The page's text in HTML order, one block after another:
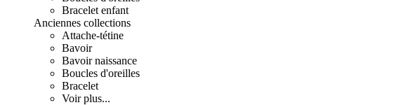
Bracelet enfant
Anciennes collections
Attache-tétine
Bavoir
Bavoir naissance
Boucles d'oreilles
Bracelet
Voir plus...